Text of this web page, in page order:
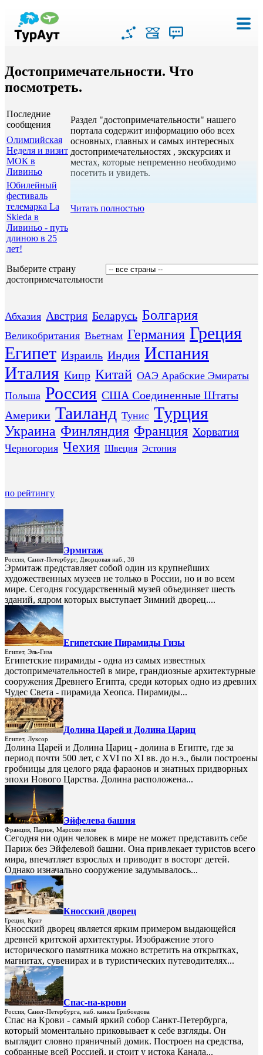
Достопримечательности. Что
посмотреть.
Последние
сообщения
Олимпийская
Неделя и визит
МОК в
Ливиньо
Юбилейный
фестиваль
телемарка La
Skieda в
Ливиньо - путь
длиною в 25
лет!
Раздел "достопримечательности" нашего
портала содержит информацию обо всех
основных, главных и самых интересных
достопримечательностях , экскурсиях и
местах, которые непременно необходимо
посетить и увидеть.
Читать полностью
Выберите страну
достопримечательности
Абхазия Австрия Беларусь Болгария
Великобритания Вьетнам Германия Греция
Египет Израиль Индия Испания
Италия Кипр Китай ОАЭ Арабские Эмираты
Польша Россия США Соединенные Штаты
Америки Таиланд Тунис Турция
Украина Финляндия Франция Хорватия
Черногория Чехия Швеция Эстония
по рейтингу
Эрмитаж
Россия, Санкт-Петербург, Дворцовая наб., 38
Эрмитаж представляет собой один из крупнейших
художественных музеев не только в России, но и во всем
мире. Сегодня государственный музей объединяет шесть
зданий, ядром которых выступает Зимний дворец....
Египетские Пирамиды Гизы
Египет, Эль-Гиза
Египетские пирамиды - одна из самых известных
достопримечательностей в мире, грандиозные архитектурные
сооружения Древнего Египта, среди которых одно из древних
Чудес Света - пирамида Хеопса. Пирамиды...
Долина Царей и Долина Цариц
Египет, Луксор
Долина Царей и Долина Цариц - долина в Египте, где за
период почти 500 лет, с XVI по XI вв. до н.э., были построены
гробницы для целого ряда фараонов и знатных придворных
эпохи Нового Царства. Долина расположена...
Эйфелева башня
Франция, Париж, Марсово поле
Сегодня ни один человек в мире не может представить себе
Париж без Эйфелевой башни. Она привлекает туристов всего
мира, впечатляет взрослых и приводит в восторг детей.
Однако изначально сооружение задумывалось...
Кносский дворец
Греция, Крит
Кносский дворец является ярким примером выдающейся
древней критской архитектуры. Изображение этого
исторического памятника можно встретить на открытках,
магнитах, сувенирах и в туристических путеводителях...
Спас-на-крови
Россия, Санкт-Петербурга, наб. канала Грибоедова
Спас на Крови - самый яркий собор Санкт-Петербурга,
который моментально приковывает к себе взгляды. Он
выглядит словно пряничный домик. Построен на средства,
собранные всей Россией, и стоит у истока Канала...